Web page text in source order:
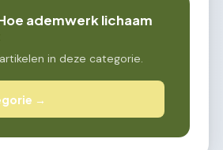
ademwerk lichaam
in deze categorie.
→